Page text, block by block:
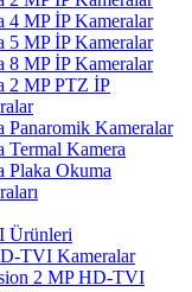
4 MP İP Kameralar
5 MP İP Kameralar
8 MP İP Kameralar
2 MP PTZ İP
Panaromik Kameralar
Termal Kamera
Plaka Okuma
Ürünleri
TVI Kameralar
2 MP HD-TVI